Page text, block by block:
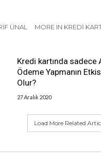
ÜNAL MORE IN KREDI
Kredi kartında sadece
Ödeme Yapmanın
Olur?
27 Aralık 2020
Load More Related